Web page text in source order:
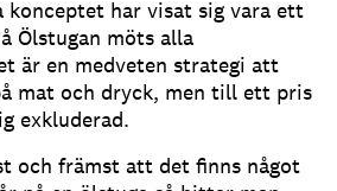
konceptet har visat sig vara ett
Ölstugan möts alla
är en medveten strategi att
mat och dryck, men till ett pris
exkluderad.
och främst att det finns något